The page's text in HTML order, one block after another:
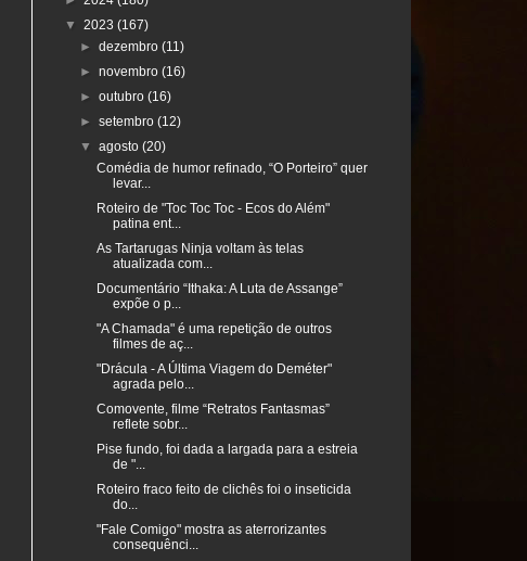
▼ 2023 (167)
►dezembro(11)
►novembro(16)
►outubro(16)
►setembro(12)
▼agosto(20)
Comédia de humor refinado, “O Porteiro” quer
levar...
Roteiro de "Toc Toc Toc - Ecos do Além"
patina ent...
As Tartarugas Ninja voltam às telas
atualizada com...
Documentário “Ithaka: A Luta de Assange”
expõe o p...
"A Chamada" é uma repetição de outros
filmes de aç...
"Drácula - A Última Viagem do Deméter"
agrada pelo...
Comovente, filme “Retratos Fantasmas”
reflete sobr...
Pise fundo, foi dada a largada para a estreia
de "...
Roteiro fraco feito de clichês foi o inseticida
do...
"Fale Comigo" mostra as aterrorizantes
consequênci...